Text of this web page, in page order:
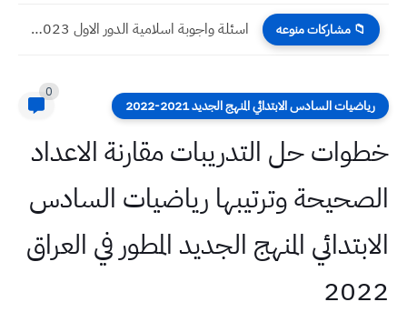
📁 مشاركات منوعه اسئلة واجوبة اسلامية الدور الاول 2023 صف السادس الادبي
رياضيات السادس الابتدائي المنهج الجديد 2021-2022
0
خطوات حل التدريبات مقارنة الاعداد
الصحيحة وترتيبها رياضيات السادس
الابتدائي المنهج الجديد المطور في العراق
2022